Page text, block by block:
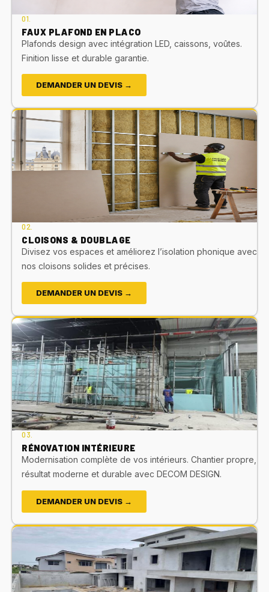
01.
FAUX PLAFOND EN PLACO
Plafonds design avec intégration LED, caissons, voûtes.
Finition lisse et durable garantie.
DEMANDER UN DEVIS →
02.
CLOISONS & DOUBLAGE
Divisez vos espaces et améliorez l’isolation phonique avec
nos cloisons solides et précises.
DEMANDER UN DEVIS →
03.
RÉNOVATION INTÉRIEURE
Modernisation complète de vos intérieurs. Chantier propre,
résultat moderne et durable avec DECOM DESIGN.
DEMANDER UN DEVIS →